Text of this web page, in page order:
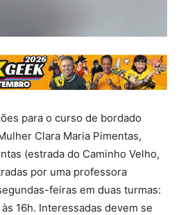
para o curso de bordado
Clara Maria Pimentas,
(estrada do Caminho Velho,
por uma professora
feiras em duas turmas:
16h. Interessadas devem se